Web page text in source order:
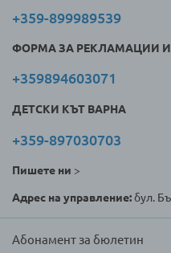
+359-899989539
ФОРМА ЗА РЕКЛАМАЦИИ И
+359894603071
ДЕТСКИ КЪТ ВАРНА
+359-897030703
Пишете ни >
Адрес на управление:бул.
Абонамент за бюлетин